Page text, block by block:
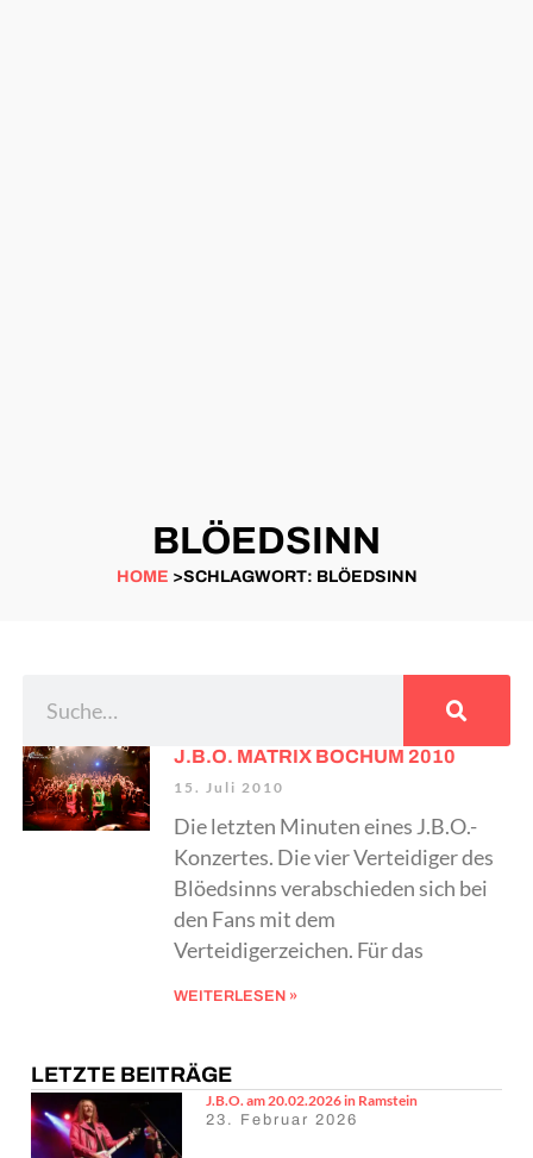
BLÖEDSINN
HOME >SCHLAGWORT: BLÖEDSINN
J.B.O. MATRIX BOCHUM 2010
15. Juli 2010
Die letzten Minuten eines J.B.O.-
Konzertes. Die vier Verteidiger des
Blöedsinns verabschieden sich bei
den Fans mit dem
Verteidigerzeichen. Für das
WEITERLESEN »
LETZTE BEITRÄGE
J.B.O. am 20.02.2026 in Ramstein
23. Februar 2026